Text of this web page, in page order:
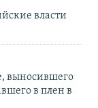
власти
выносившего
в плен в